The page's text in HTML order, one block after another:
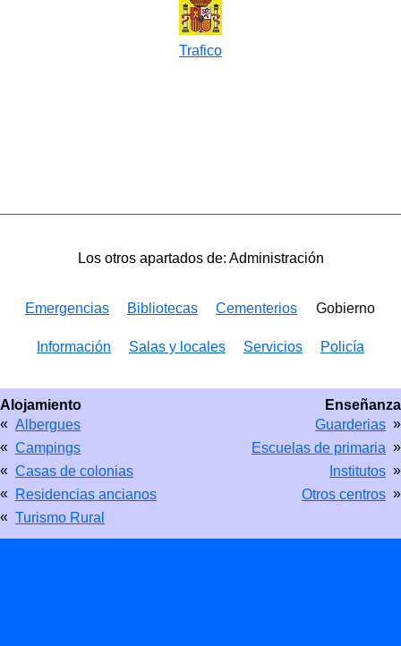
Trafico
Los otros apartados de: Administración
Emergencias Bibliotecas Cementerios Gobierno
Información Salas y locales Servicios Policía
Enseñanza
Guarderias »
Escuelas de primaria »
Institutos »
Otros centros »
Alojamiento
« Albergues
« Campings
« Casas de colonias
« Residencias ancianos
« Turismo Rural